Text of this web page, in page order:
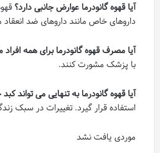
آیا قهوه گانودرما عوارض جانبی دارد؟
داروهای خاص مانند داروهای ضد
آیا مصرف قهوه گانودرما برای همه
با پزشک مشورت کنند.
آیا قهوه گانودرما به تنهایی می تواند
استفاده قرار گیرد. تغییرات در سبک
موردی یافت نشد